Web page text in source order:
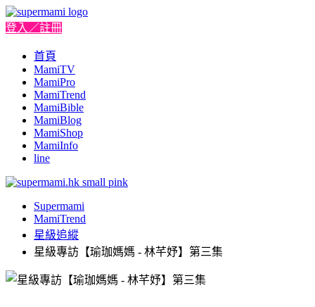
登入／註冊
首頁
MamiTV
MamiPro
MamiTrend
MamiBible
MamiBlog
MamiShop
MamiInfo
line
Supermami
MamiTrend
星級追縱
星級專訪【瑜珈媽媽 - 林芊妤】第三集